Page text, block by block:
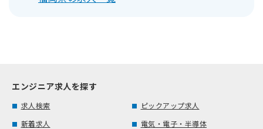
エンジニア求人を探す
求人検索
ピックアップ求人
新着求人
電気・電子・半導体